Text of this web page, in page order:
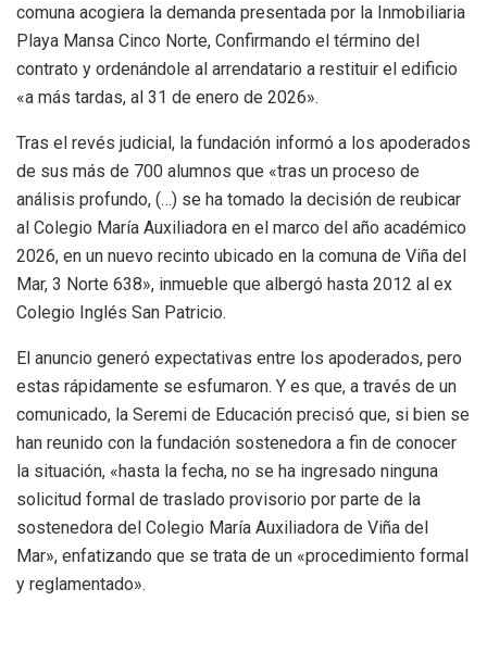
comuna acogiera la demanda presentada por la Inmobiliaria
Playa Mansa Cinco Norte, Confirmando el término del
contrato y ordenándole al arrendatario a restituir el edificio
«a más tardas, al 31 de enero de 2026».
Tras el revés judicial, la fundación informó a los apoderados
de sus más de 700 alumnos que «tras un proceso de
análisis profundo, (…) se ha tomado la decisión de reubicar
al Colegio María Auxiliadora en el marco del año académico
2026, en un nuevo recinto ubicado en la comuna de Viña del
Mar, 3 Norte 638», inmueble que albergó hasta 2012 al ex
Colegio Inglés San Patricio.
El anuncio generó expectativas entre los apoderados, pero
estas rápidamente se esfumaron. Y es que, a través de un
comunicado, la Seremi de Educación precisó que, si bien se
han reunido con la fundación sostenedora a fin de conocer
la situación, «hasta la fecha, no se ha ingresado ninguna
solicitud formal de traslado provisorio por parte de la
sostenedora del Colegio María Auxiliadora de Viña del
Mar», enfatizando que se trata de un «procedimiento formal
y reglamentado».